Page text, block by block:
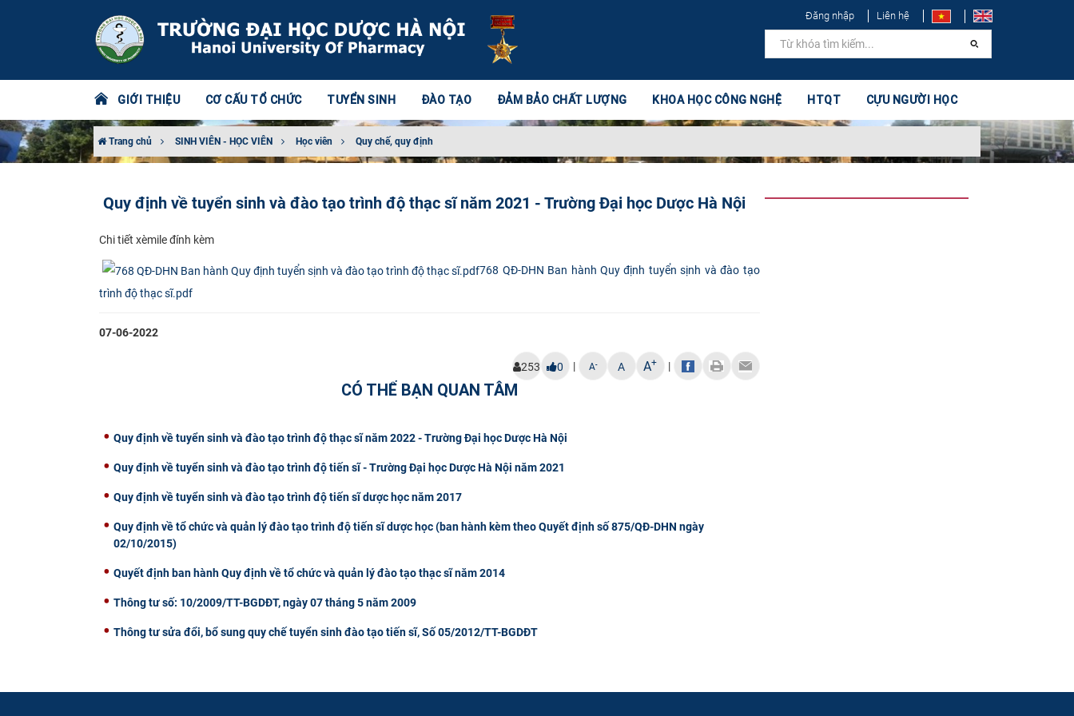
Đăng nhập Liên hệ
GIỚI THIỆU CƠ CẤU TỔ CHỨC TUYỂN SINH ĐÀO TẠO ĐẢM BẢO CHẤT LƯỢNG KHOA HỌC CÔNG NGHỆ HTQT CỰU NGƯỜI HỌC
Trang chủ SINH VIÊN - HỌC VIÊN Học viên Quy chế, quy định
Quy định về tuyển sinh và đào tạo trình độ thạc sĩ năm 2021 - Trường Đại học Dược Hà Nội
Chi ​tiết xèmile đính kèm​​
768 QĐ-DHN Ban hành Quy định tuyển sịnh và đào tạo
trình độ thạc sĩ.pdf
07-06-2022
253 0 | A- A A+ |
CÓ THỂ BẠN QUAN TÂM
Quy định về tuyển sinh và đào tạo trình độ thạc sĩ năm 2022 - Trường Đại học Dược Hà Nội
Quy định về tuyển sinh và đào tạo trình độ tiến sĩ - Trường Đại học Dược Hà Nội năm 2021
Quy định về tuyển sinh và đào tạo trình độ tiến sĩ dược học năm 2017
Quy định về tổ chức và quản lý đào tạo trình độ tiến sĩ dược học (ban hành kèm theo Quyết định số 875/QĐ-DHN ngày
02/10/2015)
Quyết định ban hành Quy định về tổ chức và quản lý đào tạo thạc sĩ năm 2014
Thông tư số: 10/2009/TT-BGDĐT, ngày 07 tháng 5 năm 2009
Thông tư sửa đổi, bổ sung quy chế tuyển sinh đào tạo tiến sĩ, Số 05/2012/TT-BGDĐT